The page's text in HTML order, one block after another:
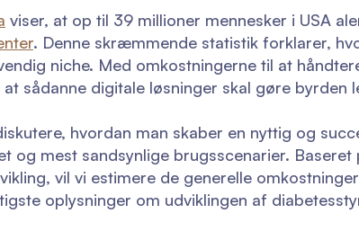
viser, at op til 39 millioner mennesker i USA
. Denne skræmmende statistik forklarer,
niche. Med omkostningerne til at
sådanne digitale løsninger skal gøre byrden
hvordan man skaber en nyttig og
og mest sandsynlige brugsscenarier.
vil vi estimere de generelle
oplysninger om udviklingen af